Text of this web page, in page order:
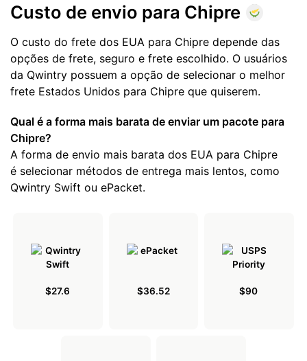
Custo de envio para Chipre
O custo do frete dos EUA para Chipre depende das
opções de frete, seguro e frete escolhido. O usuários
da Qwintry possuem a opção de selecionar o melhor
frete Estados Unidos para Chipre que quiserem.
Qual é a forma mais barata de enviar um pacote para
Chipre?
A forma de envio mais barata dos EUA para Chipre
é selecionar métodos de entrega mais lentos, como
Qwintry Swift ou ePacket.
$27.6 $36.52 $90